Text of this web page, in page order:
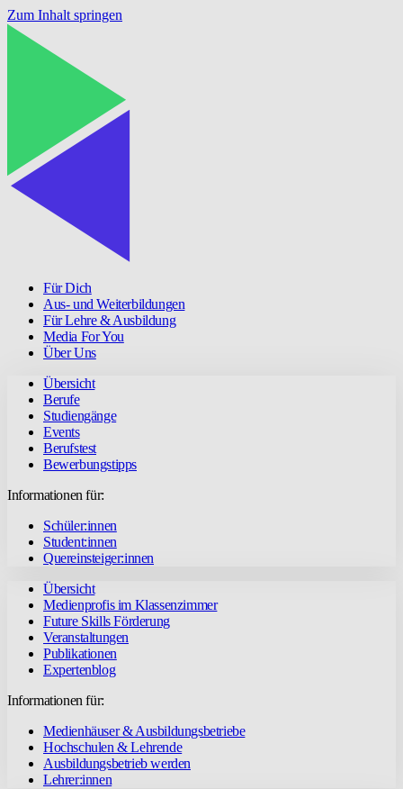
Zum Inhalt springen
Für Dich
Aus- und Weiterbildungen
Für Lehre & Ausbildung
Media For You
Über Uns
Übersicht
Berufe
Studiengänge
Events
Berufstest
Bewerbungstipps
Informationen für:
Schüler:innen
Student:innen
Quereinsteiger:innen
Übersicht
Medienprofis im Klassenzimmer
Future Skills Förderung
Veranstaltungen
Publikationen
Expertenblog
Informationen für:
Medienhäuser & Ausbildungsbetriebe
Hochschulen & Lehrende
Ausbildungsbetrieb werden
Lehrer:innen